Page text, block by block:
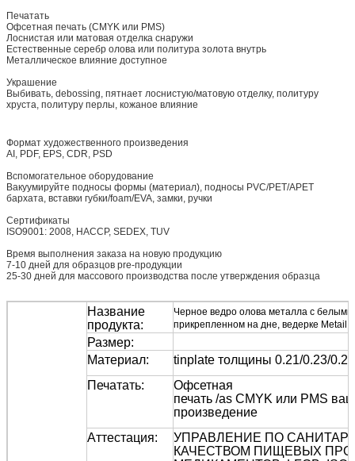
Печатать
Офсетная печать (CMYK или PMS)
Лоснистая или матовая отделка снаружи
Естественные серебр олова или политура золота внутрь
Металлическое влияние доступное
Украшение
Выбивать, debossing, пятнает лоснистую/матовую отделку, политуру
хруста, политуру перлы, кожаное влияние
Формат художественного произведения
AI, PDF, EPS, CDR, PSD
Вспомогательное оборудование
Вакуумируйте подносы формы (материал), подносы PVC/PET/APET
бархата, вставки губки/foam/EVA, замки, ручки
Сертификаты
ISO9001: 2008, HACCP, SEDEX, TUV
Время выполнения заказа на новую продукцию
7-10 дней для образцов pre-продукции
25-30 дней для массового производства после утверждения образца
Название
продукта:
Черное ведро олова металла с
прикрепленном на дне, ведерке Metail
Размер:
Материал:
tinplate толщины 0.21/0.23/
Печатать:
Офсетная
печать /as CMYK или PMS
произведение
Аттестация:
УПРАВЛЕНИЕ ПО
КАЧЕСТВОМ ПИЩЕВЫХ